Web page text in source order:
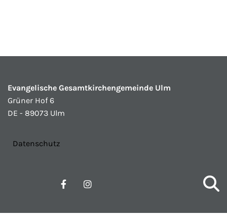
Evangelische Gesamtkirchengemeinde Ulm
Grüner Hof 6
DE - 89073 Ulm
Datenschutz